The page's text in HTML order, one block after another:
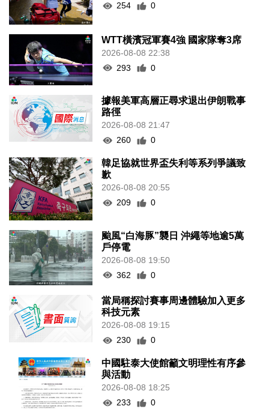
254
0
WTT橫濱冠軍賽4強 國家隊奪3席
2026-08-08 22:38
293
0
據報美軍高層正尋求退出伊朗戰事
路徑
2026-08-08 21:47
260
0
韓足協就世界盃失利等系列爭議致
歉
2026-08-08 20:55
209
0
颱風“白海豚”襲日 沖繩等地逾5萬
戶停電
2026-08-08 19:50
362
0
當局稱探討賽事周邊體驗加入更多
科技元素
2026-08-08 19:15
230
0
中國駐泰大使館籲文明理性有序參
與活動
2026-08-08 18:25
233
0